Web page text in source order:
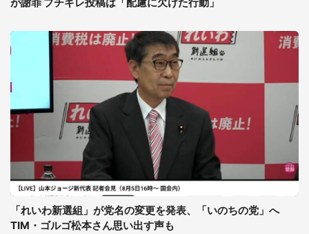
「れいわ新選組」が党名の変更を発表、「いのちの党」へ
TIM・ゴルゴ松本さん思い出す声も